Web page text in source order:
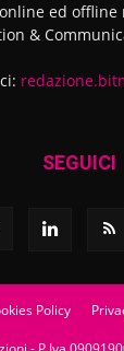
ed
&
SEGUICI
Policy